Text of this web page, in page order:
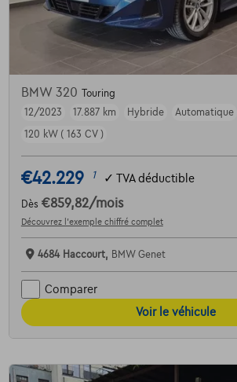
BMW 320
Touring
12/2023
17.887 km Hybride
Automatique
120 kW ( 163 CV )
€42.229 1 ✓ TVA déductible
Dès €859,82/mois
Découvrez l’exemple chiffré complet
4684 Haccourt, BMW Genet
Comparer
Voir le véhicule